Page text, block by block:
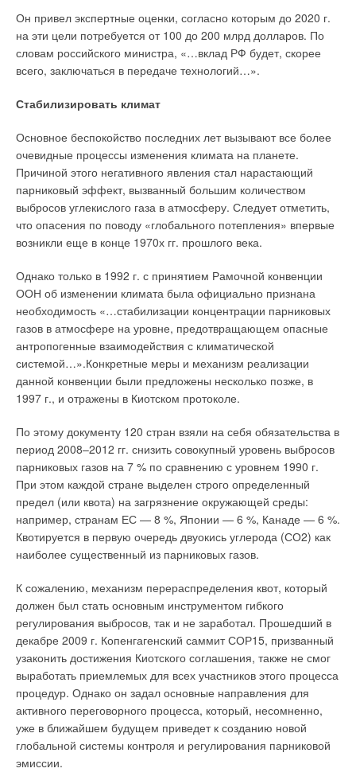
Он привел экспертные оценки, согласно которым до 2020 г.
на эти цели потребуется от 100 до 200 млрд долларов. По
словам российского министра, «…вклад РФ будет, скорее
всего, заключаться в передаче технологий…».
Стабилизировать климат
Основное беспокойство последних лет вызывают все более
очевидные процессы изменения климата на планете.
Причиной этого негативного явления стал нарастающий
парниковый эффект, вызванный большим количеством
выбросов углекислого газа в атмосферу. Следует отметить,
что опасения по поводу «глобального потепления» впервые
возникли еще в конце 1970х гг. прошлого века.
Однако только в 1992 г. с принятием Рамочной конвенции
ООН об изменении климата была официально признана
необходимость «…стабилизации концентрации парниковых
газов в атмосфере на уровне, предотвращающем опасные
антропогенные взаимодействия с климатической
системой…».Конкретные меры и механизм реализации
данной конвенции были предложены несколько позже, в
1997 г., и отражены в Киотском протоколе.
По этому документу 120 стран взяли на себя обязательства в
период 2008–2012 гг. снизить совокупный уровень выбросов
парниковых газов на 7 % по сравнению с уровнем 1990 г.
При этом каждой стране выделен строго определенный
предел (или квота) на загрязнение окружающей среды:
например, странам ЕС — 8 %, Японии — 6 %, Канаде — 6 %.
Квотируется в первую очередь двуокись углерода (СО2) как
наиболее существенный из парниковых газов.
К сожалению, механизм перераспределения квот, который
должен был стать основным инструментом гибкого
регулирования выбросов, так и не заработал. Прошедший в
декабре 2009 г. Копенгагенский саммит СОР15, призванный
узаконить достижения Киотского соглашения, также не смог
выработать приемлемых для всех участников этого процесса
процедур. Однако он задал основные направления для
активного переговорного процесса, который, несомненно,
уже в ближайшем будущем приведет к созданию новой
глобальной системы контроля и регулирования парниковой
эмиссии.
Рис. 6. Номограмма для
определения величины
эжектирующей
способности Qв
канализационных стояков
Табл. 1. Пропускная
способность
вентилируемых стояков
Предлагаемые на рынке гидравлические затворы имеют
различные перепады между ветвями, принимающими и
отводящими канализационные стоки, примерно в диапазоне
40–100 мм. При использовании в качестве сифонов
гофрированных труб указанный диапазон может
существенно изменяться, начиная от минимального
значения, равного внутреннему диаметру гофрированной
трубы.
К сожалению, полная ясность в закономерностях
функционирования гидравлических затворов внутренней
канализации широкому кругу научно-технической
общественности до сих пор еще никем не представлена
[1].Гидравлический затвор, представляющий собой U-
образную трубку, заполненную канализационными стоками
(рис. 1), предназначен для предотвращения поступления
канализационных газов из наружной сети канализации в
санузлы (общественные туалеты) и далее в другие
помещения [2].
Одна ветвь гидравлического затвора, расположенная со
стороны сантехприбора, постоянно находится под
атмосферным. давлением ра, а вторая, присоединенная к
стояку, — под давлением р в стояке. Высота гидравлических
затворов ha — высота столба воды в одной из его ветвей,
препятствующая прониканию канализационных газов со
стороны канализационного стояка.
В тех случаях, когда давление в канализационном стояке
становится ниже атмосферного на величину h < hз,
происходит понижение уровня воды в гидравлическом
нагревания равна:
режиме при tн2 = 0 °C, tк2 = 13 °C, tw.н2 = 55 °C. В этом
Наибольший в этом примере расход внешней воды
потребуется в первом случае. Однако ответ сильно зависит
от графика подачи теплоносителя tw.н = f(tн). В пределе он
может быть таким, при котором перемещение плунжера
минимальным. Чаще всего расчетный режим соответствует
условию нагрева при расчетной температуре наружного
воздуха зимой.
Для второго или местного подогрева расчетный режим
соответствует минимальным тепловыделениям в
помещении. При переменном расходе наружного воздуха
учитывают как эффективность, так и расход воздуха, и по их
расход воды.
2.В технической литературе периодически встречаем такие
термины как «запас поверхности», «запас
теплопроизводительности». Правильны ли они, и как нужно
понимать термин «запас»? Да, действительно, такое понятие
вполне уместно, но важно, к чему его относить. В 60–90е гг.
прошлого века широко использовали термин «запас
графика ТЭЦ, загрязнение поверхности аппарата как
снаружи, так и внутри, снижение его теплопередачи и т.п.
При отсутствии циркуляционных насосов и трехходовых
клапанов процессом управляли расходом воды, т.е.
проходным клапаном. Излишняя поверхность и
несовершенная методика расчета, когда полагали четвертую
температуру известной, приводили к уменьшению расхода
воды, ее скорости в трубках и переохлаждению, а как
следствие — к замерзанию воды в трубках при Re < 2300 и v
< 0,1–0,2 м/с.